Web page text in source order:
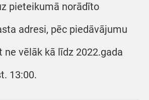
pieteikumā norādīto
adresi, pēc piedāvājumu
ne vēlāk kā līdz 2022.gada
13:00.